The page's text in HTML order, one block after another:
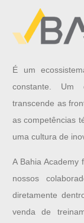
É um
constante. Um
transcende as
as competências
uma cultura de
A Bahia Academy
nossos
diretamente
venda de